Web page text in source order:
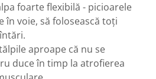
foarte flexibilă - picioarele
în voie, să folosească toți
aproape că nu se
duce în timp la atrofierea